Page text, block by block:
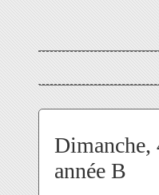
Dimanche,
année B